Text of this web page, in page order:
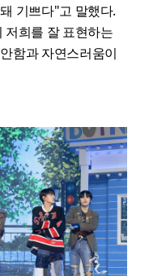
기쁘다"고 말했다.
저희를 잘 표현하는
함과 자연스러움이